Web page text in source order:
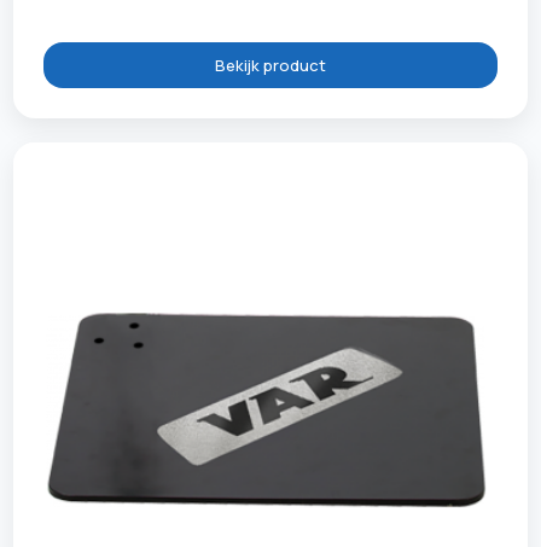
Bekijk product